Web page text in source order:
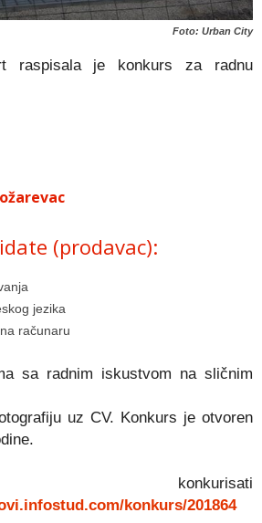
Foto: Urban City
raspisala je konkurs za radnu
(prodavac):
jezika
računaru
sa radnim iskustvom na sličnim
uz CV. Konkurs je otvoren
konkurisati
konkurs/201864